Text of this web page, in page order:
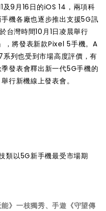
9月16日的iOS 14，兩項科
機各廠也逐步推出支援5G訊
灣時間10月1日凌晨舉行
將發表新款Pixel 5手機。A
列也受到市場高度評價，有
發表會釋出新一代5G手機的
行新機線上發表會。
類以5G新手機最受市場期
》一枝獨秀、手遊《守望傳